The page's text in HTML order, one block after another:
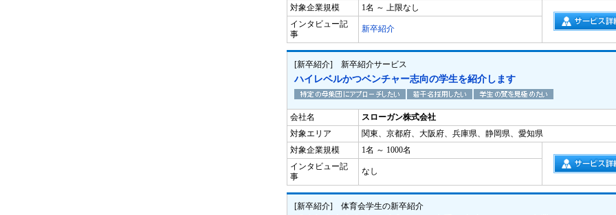
対象企業規模
1名 ～ 上限なし
インタビュー記
事
新卒紹介
[新卒紹介] 新卒紹介サービス
ハイレベルかつベンチャー志向の学生を紹介します
会社名
スローガン株式会社
対象エリア
関東、京都府、大阪府、兵庫県、静岡県、愛知県
対象企業規模
1名 ～ 1000名
インタビュー記
事
なし
[新卒紹介] 体育会学生の新卒紹介